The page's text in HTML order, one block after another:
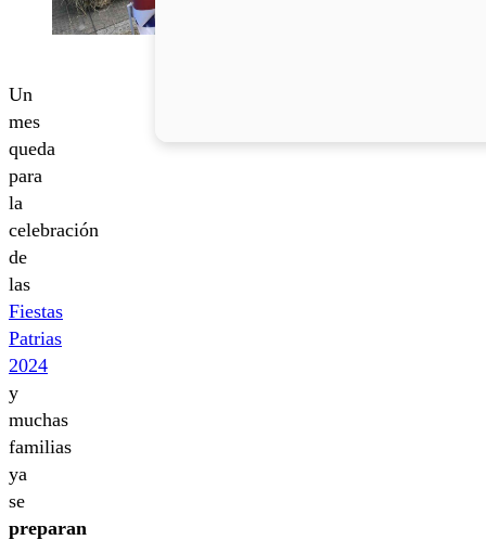
Un
mes
queda
para
la
celebración
de
las
Fiestas
Patrias
2024
y
muchas
familias
ya
se
preparan